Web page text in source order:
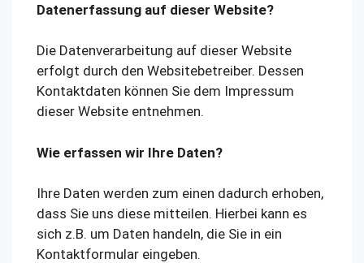
Datenerfassung auf dieser Website?
Die Datenverarbeitung auf dieser Website
erfolgt durch den Websitebetreiber. Dessen
Kontaktdaten können Sie dem Impressum
dieser Website entnehmen.
Wie erfassen wir Ihre Daten?
Ihre Daten werden zum einen dadurch erhoben,
dass Sie uns diese mitteilen. Hierbei kann es
sich z.B. um Daten handeln, die Sie in ein
Kontaktformular eingeben.